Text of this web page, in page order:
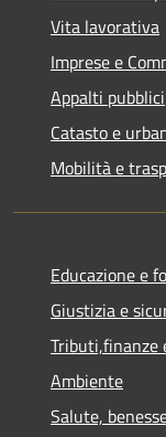
Vita lavorativa
Imprese e
Appalti pubblici
Catasto e
Mobilità e
Educazione e
Giustizia e
Tributi,finanze
Ambiente
Salute,